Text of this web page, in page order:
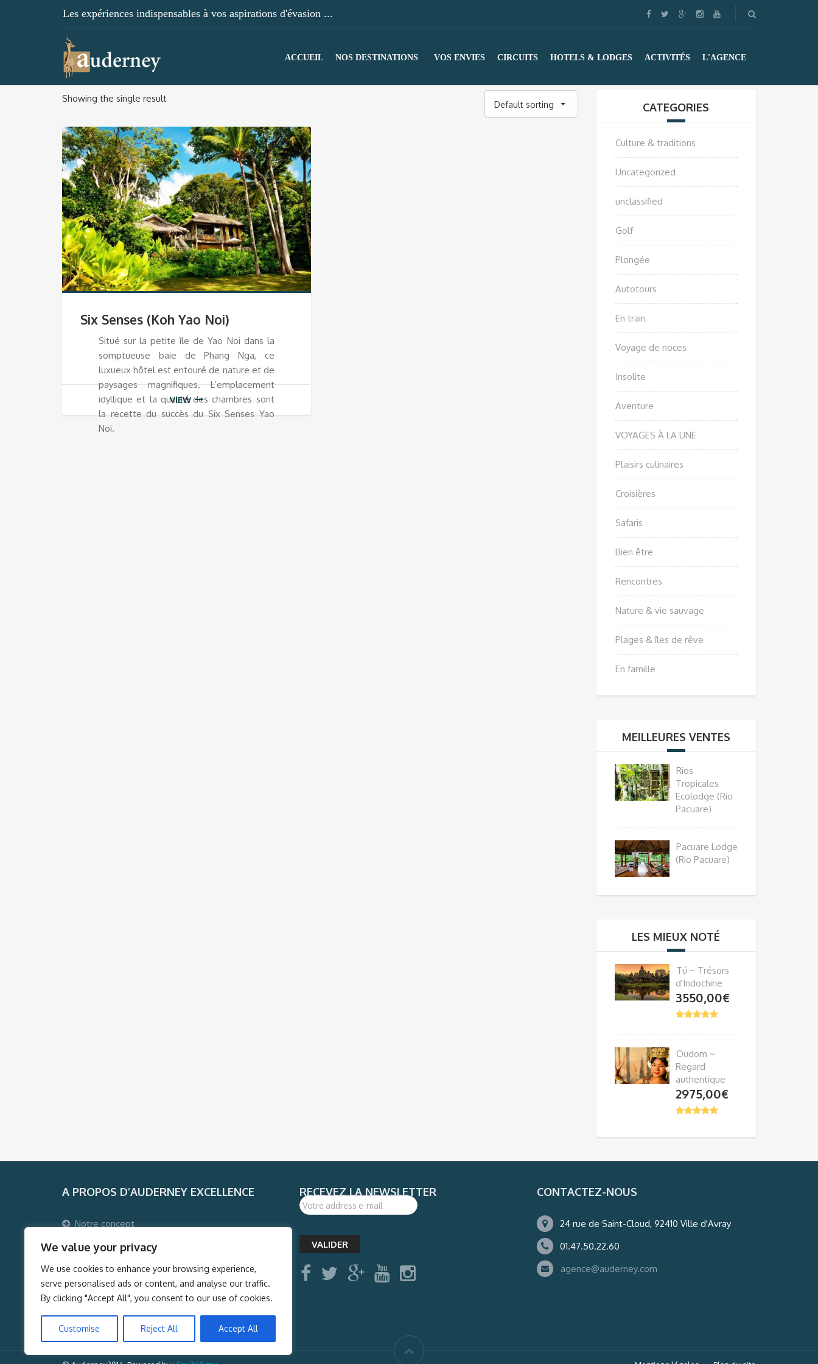
We value your privacy
We use cookies to enhance your browsing experience,
serve personalised ads or content, and analyse our traffic.
By clicking "Accept All", you consent to our use of cookies.
Customise Reject All Accept All
Les expériences indispensables à vos aspirations d'évasion ...
ACCUEIL NOS DESTINATIONS VOS ENVIES CIRCUITS HOTELS & LODGES ACTIVITÉS L'AGENCE
Showing the single result
Default sorting
Six Senses (Koh Yao Noi)
Situé sur la petite île de Yao Noi dans la
somptueuse baie de Phang Nga, ce
luxueux hôtel est entouré de nature et de
paysages magnifiques. L’emplacement
idyllique et la qualité des chambres sont
la recette du succès du Six Senses Yao
Noi.
VIEW
CATEGORIES
Culture & traditions
Uncategorized
unclassified
Golf
Plongée
Autotours
En train
Voyage de noces
Insolite
Aventure
VOYAGES À LA UNE
Plaisirs culinaires
Croisières
Safaris
Bien être
Rencontres
Nature & vie sauvage
Plages & îles de rêve
En famille
MEILLEURES VENTES
Rios
Tropicales
Ecolodge (Rio
Pacuare)
Pacuare Lodge
(Rio Pacuare)
LES MIEUX NOTÉ
Tú ~ Trésors
d'Indochine
3550,00€
Oudom ~
Regard
authentique
2975,00€
A PROPOS D’AUDERNEY EXCELLENCE
Notre concept
Pourquoi voyager avec Auderney Excellence ?
Qui sommes-nous ?
Auderney Excellence Events
RECEVEZ LA NEWSLETTER CONTACTEZ-NOUS
24 rue de Saint-Cloud, 92410 Ville d'Avray
01.47.50.22.60
agence@auderney.com